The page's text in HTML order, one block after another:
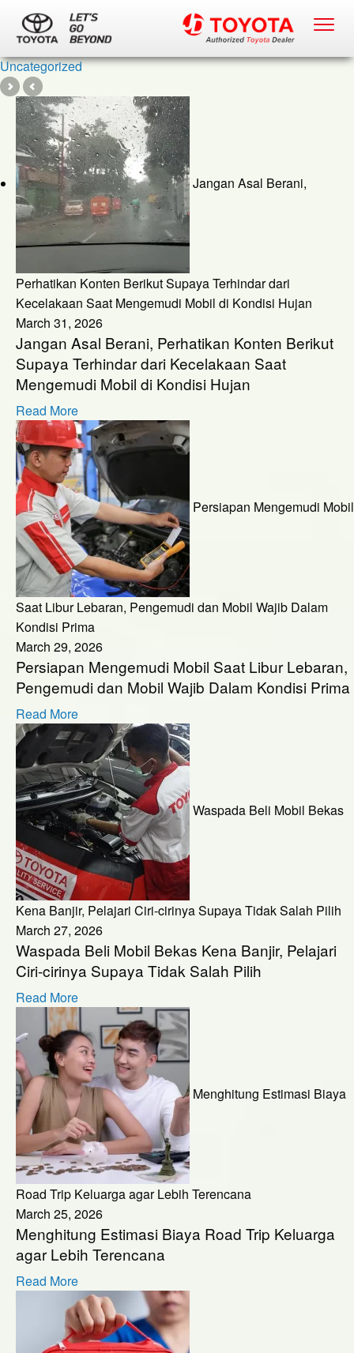
News
product
Tips & Trik
Uncategorized
Jangan Asal Berani,
Perhatikan Konten Berikut Supaya Terhindar dari
Kecelakaan Saat Mengemudi Mobil di Kondisi Hujan
March 31, 2026
Jangan Asal Berani, Perhatikan Konten Berikut
Supaya Terhindar dari Kecelakaan Saat
Mengemudi Mobil di Kondisi Hujan
Read More
Persiapan Mengemudi Mobil
Saat Libur Lebaran, Pengemudi dan Mobil Wajib Dalam
Kondisi Prima
March 29, 2026
Persiapan Mengemudi Mobil Saat Libur Lebaran,
Pengemudi dan Mobil Wajib Dalam Kondisi Prima
Read More
Waspada Beli Mobil Bekas
Kena Banjir, Pelajari Ciri-cirinya Supaya Tidak Salah Pilih
March 27, 2026
Waspada Beli Mobil Bekas Kena Banjir, Pelajari
Ciri-cirinya Supaya Tidak Salah Pilih
Read More
Menghitung Estimasi Biaya
Road Trip Keluarga agar Lebih Terencana
March 25, 2026
Menghitung Estimasi Biaya Road Trip Keluarga
agar Lebih Terencana
Read More